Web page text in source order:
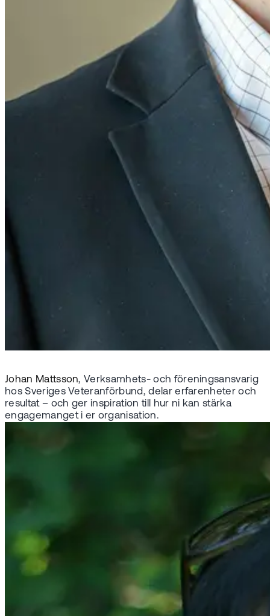
Johan Mattsson, Verksamhets- och föreningsansvarig
hos Sveriges Veteranförbund, delar erfarenheter och
resultat – och ger inspiration till hur ni kan stärka
engagemanget i er organisation.